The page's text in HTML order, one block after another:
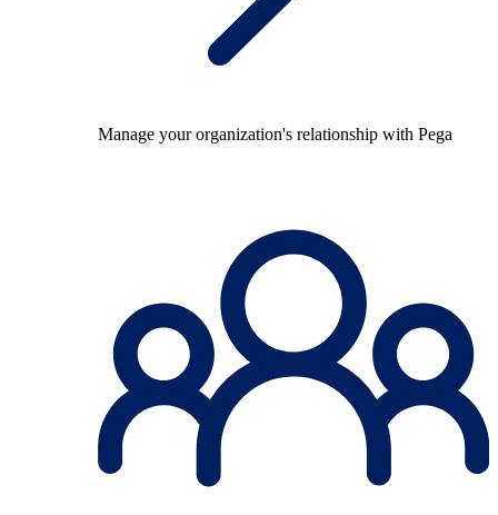
Manage your organization's relationship with Pega